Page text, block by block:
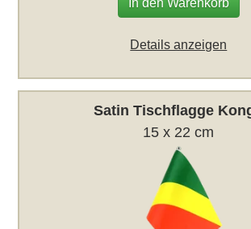
Details anzeigen
Satin Tischflagge
15 x 22 cm